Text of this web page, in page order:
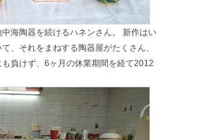
海陶器を続けるハネンさん。 新作はい
、それをまねする陶器屋がたくさん、
負けず、6ヶ月の休業期間を経て2012